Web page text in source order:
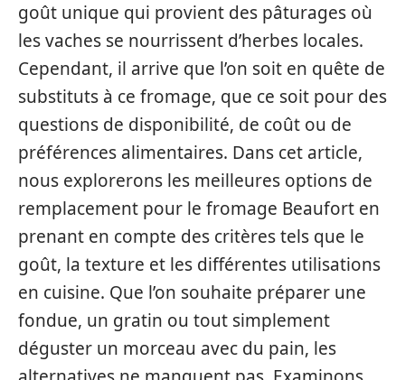
goût unique qui provient des pâturages où
les vaches se nourrissent d’herbes locales.
Cependant, il arrive que l’on soit en quête de
substituts à ce fromage, que ce soit pour des
questions de disponibilité, de coût ou de
préférences alimentaires. Dans cet article,
nous explorerons les meilleures options de
remplacement pour le fromage Beaufort en
prenant en compte des critères tels que le
goût, la texture et les différentes utilisations
en cuisine. Que l’on souhaite préparer une
fondue, un gratin ou tout simplement
déguster un morceau avec du pain, les